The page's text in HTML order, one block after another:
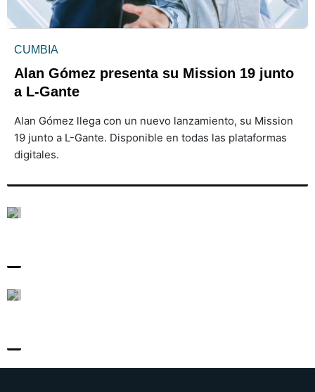
CUMBIA
Alan Gómez presenta su Mission 19 junto
a L-Gante
Alan Gómez llega con un nuevo lanzamiento, su Mission
19 junto a L-Gante. Disponible en todas las plataformas
digitales.